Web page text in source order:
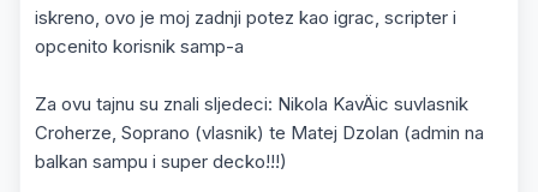
iskreno, ovo je moj zadnji potez kao igrac, scripter i
opcenito korisnik samp-a
Za ovu tajnu su znali sljedeci: Nikola KavÄic suvlasnik
Croherze, Soprano (vlasnik) te Matej Dzolan (admin na
balkan sampu i super decko!!!)